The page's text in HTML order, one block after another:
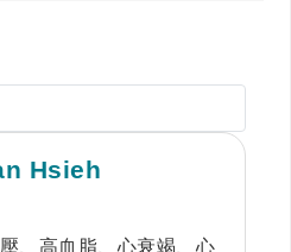
Hsieh
、高血脂、心衰竭、心